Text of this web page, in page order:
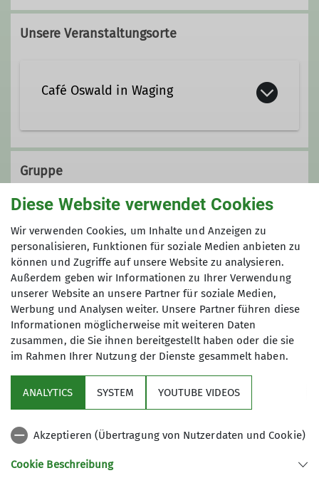
+49 8681 1824
+49 151 51621764
teisendorf.de
Qualifikationen
Ämter
Beisitzer*in Vorstandschaft Ortsgruppe
Waging
Unsere Veranstaltungsorte
Café Oswald in Waging
Seestraße 2
Gruppe
Ortsgruppe Waging
wichtige Infos
Partner
Diese Website verwendet Cookies
Wir verwenden Cookies, um Inhalte und Anzeigen zu
personalisieren, Funktionen für soziale Medien anbieten zu
können und Zugriffe auf unsere Website zu analysieren.
Außerdem geben wir Informationen zu Ihrer Verwendung
unserer Website an unsere Partner für soziale Medien,
Werbung und Analysen weiter. Unsere Partner führen diese
Informationen möglicherweise mit weiteren Daten
zusammen, die Sie ihnen bereitgestellt haben oder die sie
im Rahmen Ihrer Nutzung der Dienste gesammelt haben.
ANALYTICS SYSTEM YOUTUBE VIDEOS
Akzeptieren (Übertragung von Nutzerdaten und Cookie)
Cookie Beschreibung